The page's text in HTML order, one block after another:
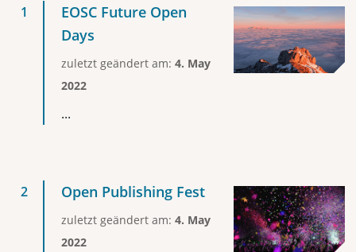
EOSC Future Open
Days
zuletzt geändert am: 4. May
2022
...
Open Publishing Fest
zuletzt geändert am: 4. May
2022